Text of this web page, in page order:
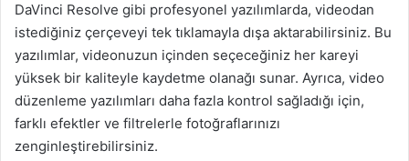
DaVinci Resolve gibi profesyonel yazılımlarda, videodan
istediğiniz çerçeveyi tek tıklamayla dışa aktarabilirsiniz. Bu
yazılımlar, videonuzun içinden seçeceğiniz her kareyi
yüksek bir kaliteyle kaydetme olanağı sunar. Ayrıca, video
düzenleme yazılımları daha fazla kontrol sağladığı için,
farklı efektler ve filtrelerle fotoğraflarınızı
zenginleştirebilirsiniz.